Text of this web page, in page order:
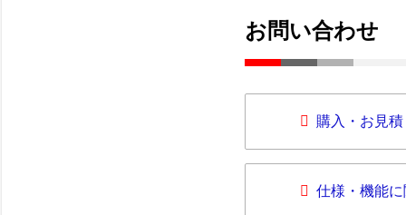
お問い合わせ
購入・お見
仕様・機能